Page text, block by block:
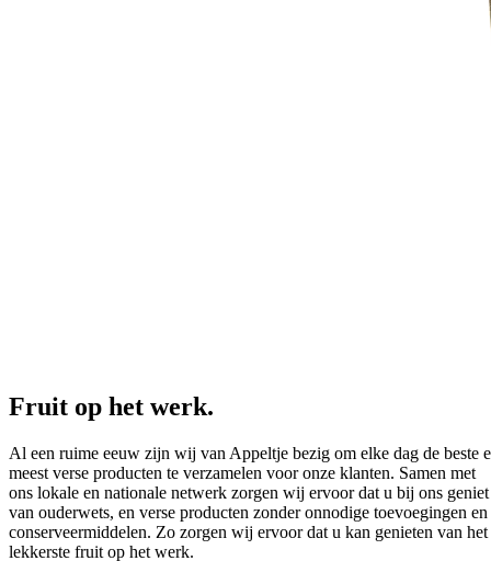
Fruit op het werk.
Al een ruime eeuw zijn wij van Appeltje bezig om elke dag de beste
meest verse producten te verzamelen voor onze klanten. Samen met
ons lokale en nationale netwerk zorgen wij ervoor dat u bij ons geniet
van ouderwets, en verse producten zonder onnodige toevoegingen en
conserveermiddelen. Zo zorgen wij ervoor dat u kan genieten van het
lekkerste fruit op het werk.